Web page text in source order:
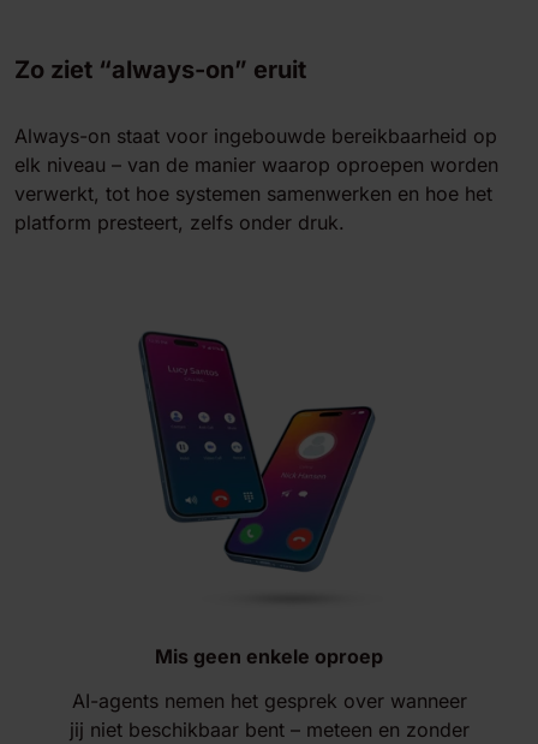
Zo ziet “always-on” eruit
Always-on staat voor ingebouwde bereikbaarheid op
elk niveau – van de manier waarop oproepen worden
verwerkt, tot hoe systemen samenwerken en hoe het
platform presteert, zelfs onder druk.
Mis geen enkele oproep
AI-agents nemen het gesprek over wanneer
jij niet beschikbaar bent – meteen en zonder